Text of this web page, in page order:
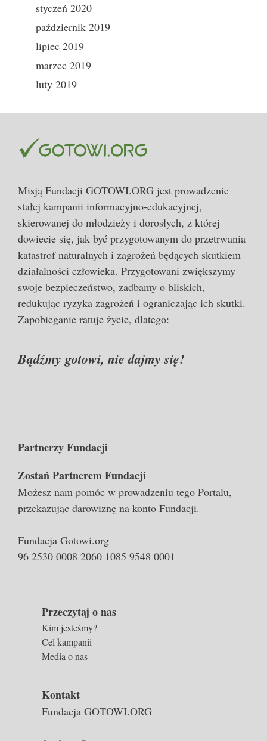
styczeń 2020
październik 2019
lipiec 2019
marzec 2019
luty 2019
Misją Fundacji GOTOWI.ORG jest prowadzenie
stałej kampanii informacyjno-edukacyjnej,
skierowanej do młodzieży i dorosłych, z której
dowiecie się, jak być przygotowanym do przetrwania
katastrof naturalnych i zagrożeń będących skutkiem
działalności człowieka. Przygotowani zwiększymy
swoje bezpieczeństwo, zadbamy o bliskich,
redukując ryzyka zagrożeń i ograniczając ich skutki.
Zapobieganie ratuje życie, dlatego:
Bądźmy gotowi, nie dajmy się!
Partnerzy Fundacji
Zostań Partnerem Fundacji
Możesz nam pomóc w prowadzeniu tego Portalu,
przekazując darowiznę na konto Fundacji.
Fundacja Gotowi.org
96 2530 0008 2060 1085 9548 0001
Przeczytaj o nas
Kim jesteśmy?
Cel kampanii
Media o nas
Kontakt
Fundacja GOTOWI.ORG